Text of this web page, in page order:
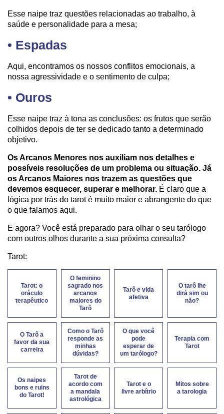
Esse naipe traz questões relacionadas ao trabalho, à
saúde e personalidade para a mesa;
• Espadas
Aqui, encontramos os nossos conflitos emocionais, a
nossa agressividade e o sentimento de culpa;
• Ouros
Esse naipe traz à tona as conclusões: os frutos que serão
colhidos depois de ter se dedicado tanto a determinado
objetivo.
Os Arcanos Menores nos auxiliam nos detalhes e
possíveis resoluções de um problema ou situação. Já
os Arcanos Maiores nos trazem as questões que
devemos esquecer, superar e melhorar. É claro que a
lógica por trás do tarot é muito maior e abrangente do que
o que falamos aqui.
E agora? Você está preparado para olhar o seu tarólogo
com outros olhos durante a sua próxima consulta?
Tarot:
Tarot: o
oráculo
terapêutico
O feminino
sagrado nos
arcanos
maiores do
Tarô
Tarô e vida
afetiva
O tarô lhe
dirá sim ou
não?
O Tarô a
favor da sua
carreira
Como o Tarô
responde as
minhas
dúvidas?
O que você
pode
esperar de
um tarólogo?
Terapia com
Tarot
Os naipes
bons e ruins
do Tarot!
Tarot de
acordo com
a mandala
astrológica
Tarot e o
livre arbítrio
Mitos sobre
a tarologia